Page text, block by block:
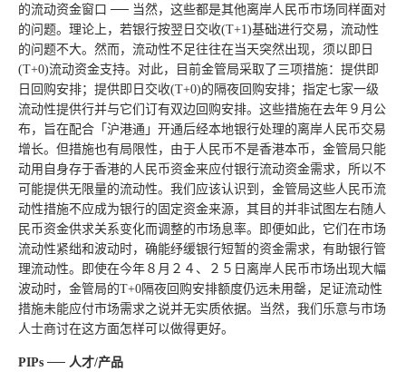
的流动资金窗口 ── 当然，这些都是其他离岸人民币市场同样面对
的问题。理论上，若银行按翌日交收(T+1)基础进行交易，流动性
的问题不大。然而，流动性不足往往在当天突然出现，须以即日
(T+0)流动资金支持。对此，目前金管局采取了三项措施：提供即
日回购安排；提供即日交收(T+0)的隔夜回购安排；指定七家一级
流动性提供行并与它们订有双边回购安排。这些措施在去年９月公
布，旨在配合「沪港通」开通后经本地银行处理的离岸人民币交易
增长。但措施也有局限性，由于人民币不是香港本币，金管局只能
动用自身存于香港的人民币资金来应付银行流动资金需求，所以不
可能提供无限量的流动性。我们应该认识到，金管局这些人民币流
动性措施不应成为银行的固定资金来源，其目的并非试图左右随人
民币资金供求关系变化而调整的市场息率。即便如此，它们在市场
流动性紧绌和波动时，确能纾缓银行短暂的资金需求，有助银行管
理流动性。即使在今年８月２４、２５日离岸人民币市场出现大幅
波动时，金管局的T+0隔夜回购安排额度仍远未用罄，足证流动性
措施未能应付市场需求之说并无实质依据。当然，我们乐意与市场
人士商讨在这方面怎样可以做得更好。
PIPs ── 人才/产品